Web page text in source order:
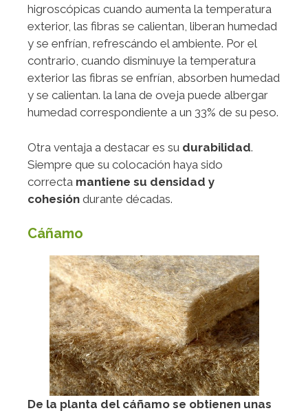
higroscópicas cuando aumenta la temperatura
exterior, las fibras se calientan, liberan humedad
y se enfrían, refrescándo el ambiente. Por el
contrario, cuando disminuye la temperatura
exterior las fibras se enfrían, absorben humedad
y se calientan. la lana de oveja puede albergar
humedad correspondiente a un 33% de su peso.
Otra ventaja a destacar es su durabilidad.
Siempre que su colocación haya sido
correcta mantiene su densidad y
cohesión durante décadas.
Cáñamo
De la planta del cáñamo se obtienen unas